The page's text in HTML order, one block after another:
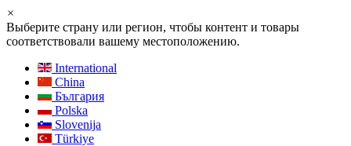
×
Выберите страну или регион, чтобы контент и товары
соответствовали вашему местоположению.
International
China
България
Polska
Slovenija
Türkiye